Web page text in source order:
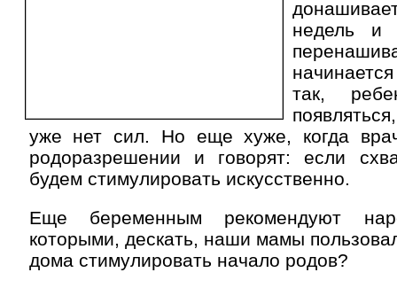
недель и
так,
уже нет сил. Но еще хуже, когда
родоразрешении и говорят: если
будем стимулировать искусственно.
Еще беременным рекомендуют
которыми, дескать, наши мамы
дома стимулировать начало родов?